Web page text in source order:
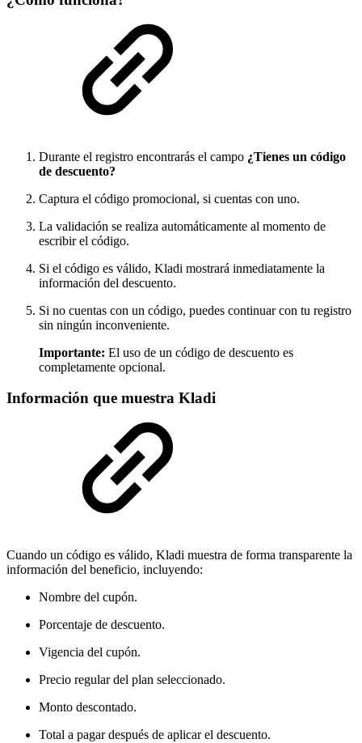
Durante el registro encontrarás el campo ¿Tienes un código
de descuento?
Captura el código promocional, si cuentas con uno.
La validación se realiza automáticamente al momento de
escribir el código.
Si el código es válido, Kladi mostrará inmediatamente la
información del descuento.
Si no cuentas con un código, puedes continuar con tu registro
sin ningún inconveniente.
Importante: El uso de un código de descuento es
completamente opcional.
Información que muestra Kladi
Cuando un código es válido, Kladi muestra de forma transparente la
información del beneficio, incluyendo:
Nombre del cupón.
Porcentaje de descuento.
Vigencia del cupón.
Precio regular del plan seleccionado.
Monto descontado.
Total a pagar después de aplicar el descuento.